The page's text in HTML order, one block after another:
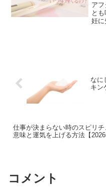
ア
と
妊に
なに
キン
仕事が決まらない時のスピリチ
意味と運気を上げる方法【2026
コメント